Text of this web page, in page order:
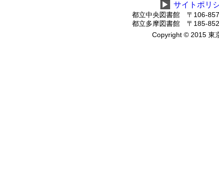
▶ サイトポリ
都立中央図書館 〒106-
都立多摩図書館 〒185-
Copyright © 2015 東